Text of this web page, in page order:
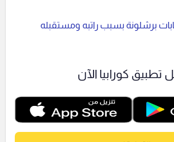
برشلونة بسبب راتبه ومستقبله
تطبيق كورابيا الآن